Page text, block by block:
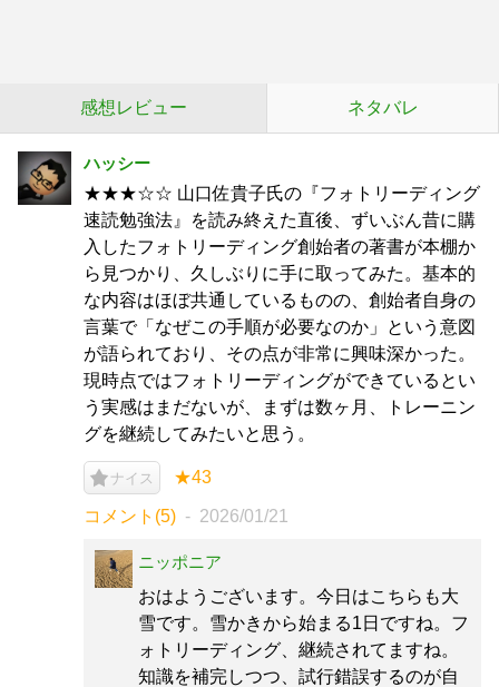
感想レビュー ネタバレ
ハッシー
★★★☆☆ 山口佐貴子氏の『フォトリーディング
速読勉強法』を読み終えた直後、ずいぶん昔に購
入したフォトリーディング創始者の著書が本棚か
ら見つかり、久しぶりに手に取ってみた。基本的
な内容はほぼ共通しているものの、創始者自身の
言葉で「なぜこの手順が必要なのか」という意図
が語られており、その点が非常に興味深かった。
現時点ではフォトリーディングができているとい
う実感はまだないが、まずは数ヶ月、トレーニン
グを継続してみたいと思う。
ナイス ★43
コメント(5) 2026/01/21
ニッポニア
おはようございます。今日はこちらも大
雪です。雪かきから始まる1日ですね。フ
ォトリーディング、継続されてますね。
知識を補完しつつ、試行錯誤するのが自